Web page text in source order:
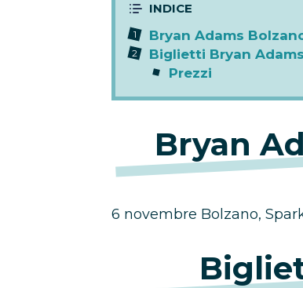
Bryan Adams
Biglietti Bryan Adams
Prezzi
Bryan
6 novembre Bolzano,